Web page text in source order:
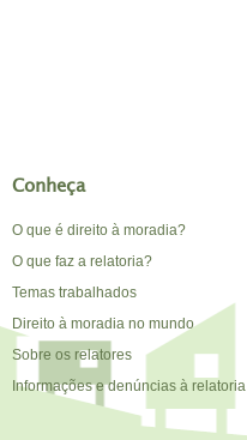
Conheça
O que é direito à moradia?
O que faz a relatoria?
Temas trabalhados
Direito à moradia no mundo
Sobre os relatores
Informações e denúncias à relatoria